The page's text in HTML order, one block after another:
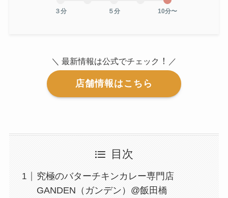
３分 ５分 10分〜
＼ 最新情報は公式でチェック ！ ／
店舗情報はこちら
目次
究極のバターチキンカレー専門店
GANDEN（ガンデン）@飯田橋